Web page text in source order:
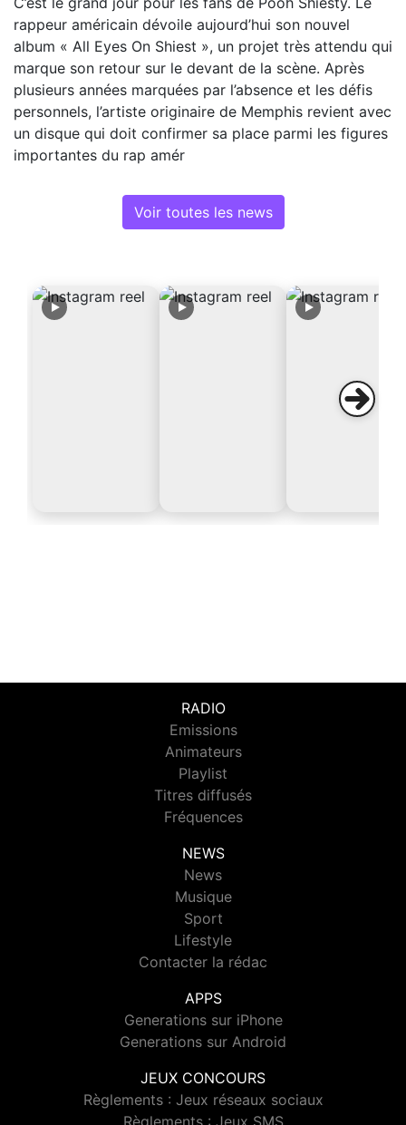
rappeur américain dévoile aujourd’hui son nouvel
album « All Eyes On Shiest », un projet très attendu qui
marque son retour sur le devant de la scène. Après
plusieurs années marquées par l’absence et les défis
personnels, l’artiste originaire de Memphis revient avec
un disque qui doit confirmer sa place parmi les figures
importantes du rap amér
Voir toutes les news
RADIO
Emissions
Animateurs
Playlist
Titres diffusés
Fréquences
NEWS
News
Musique
Sport
Lifestyle
Contacter la rédac
APPS
Generations sur iPhone
Generations sur Android
JEUX CONCOURS
Règlements : Jeux réseaux sociaux